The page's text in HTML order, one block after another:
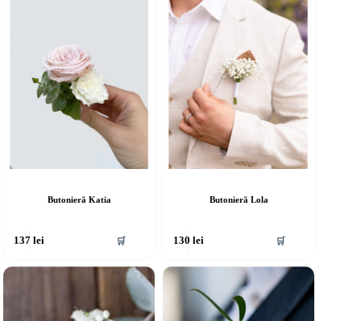
Butonieră Katia
137lei 🛒
Butonieră Lola
130lei 🛒